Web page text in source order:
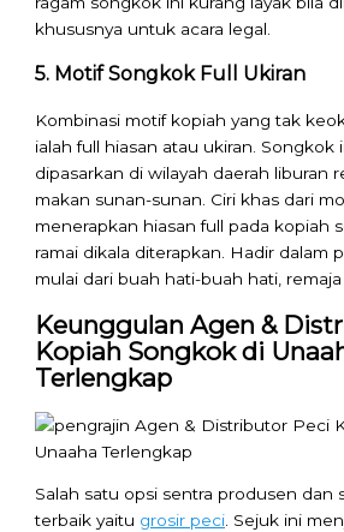
khususnya untuk acara legal.
5. Motif Songkok Full Ukiran
Kombinasi motif kopiah yang tak
ialah full hiasan atau ukiran. Songkok
dipasarkan di wilayah daerah liburan
makan sunan-sunan. Ciri khas dari
menerapkan hiasan full pada kopiah
ramai dikala diterapkan. Hadir dalam
mulai dari buah hati-buah hati, remaja
Keunggulan Agen &
Kopiah Songkok di
Terlengkap
Salah satu opsi sentra produsen dan
terbaik yaitu grosir peci. Sejuk ini